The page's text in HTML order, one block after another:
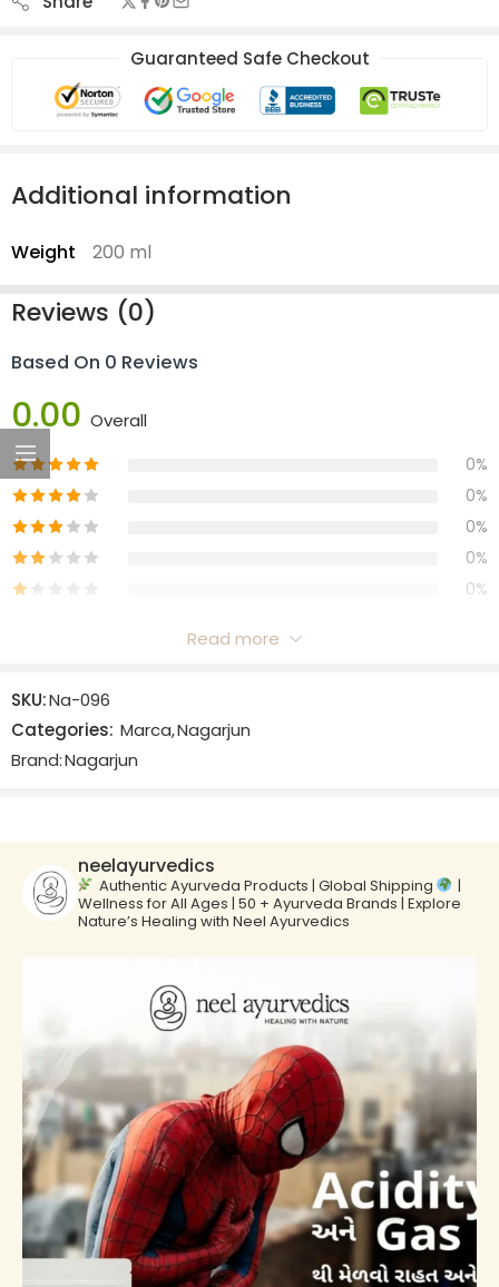
Guaranteed Safe Checkout
Additional information
Weight 200 ml
Reviews (0)
Based On 0 Reviews
0.00 Overall
0%
0%
0%
0%
0%
There are no reviews yet.
Read more
SKU:Na-096
Categories: Marca,Nagarjun
Brand:Nagarjun
neelayurvedics
Authentic Ayurveda Products | Global Shipping
|
Wellness for All Ages | 50 + Ayurveda Brands | Explore
Nature’s Healing with Neel Ayurvedics